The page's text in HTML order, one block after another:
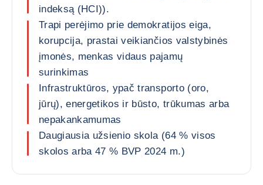
indeksą (HCI)).
Trapi perėjimo prie demokratijos eiga,
korupcija, prastai veikiančios valstybinės
įmonės, menkas vidaus pajamų
surinkimas
Infrastruktūros, ypač transporto (oro,
jūrų), energetikos ir būsto, trūkumas arba
nepakankamumas
Daugiausia užsienio skola (64 % visos
skolos arba 47 % BVP 2024 m.)